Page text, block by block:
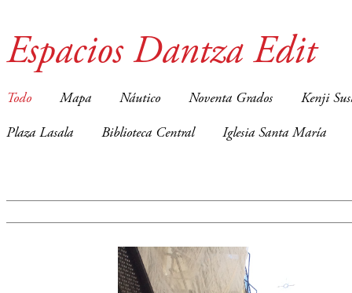
Espacios Dantza Edit
Todo Mapa Náutico Noventa Grados Kenji
Plaza Lasala Biblioteca Central Iglesia Santa María